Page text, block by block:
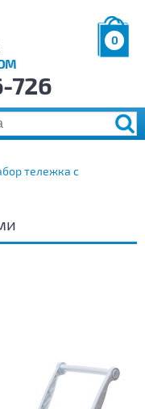
0
р.
726
тележка с